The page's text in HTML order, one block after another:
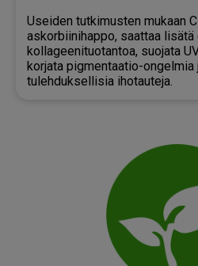
Useiden tutkimusten mukaan
askorbiinihappo, saattaa
kollageenituotantoa, suojata
korjata pigmentaatio-ongelmia
tulehduksellisia ihotauteja.